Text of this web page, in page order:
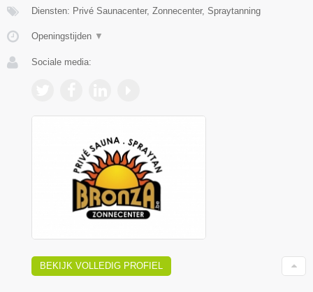
Diensten: Privé Saunacenter, Zonnecenter, Spraytanning
Openingstijden ▼
Sociale media:
BEKIJK VOLLEDIG PROFIEL